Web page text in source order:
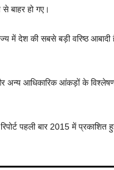
बाहर हो गए।
में देश की सबसे बड़ी वरिष्ठ
अन्य आधिकारिक आंकड़ों के
पहली बार 2015 में प्रकाशित